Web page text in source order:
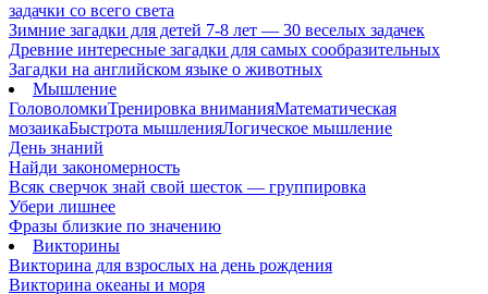
задачки со всего света
Зимние загадки для детей 7-8 лет — 30 веселых задачек
Древние интересные загадки для самых сообразительных
Загадки на английском языке о животных
Мышление
ГоловоломкиТренировка вниманияМатематическая
мозаикаБыстрота мышленияЛогическое мышление
День знаний
Найди закономерность
Всяк сверчок знай свой шесток — группировка
Убери лишнее
Фразы близкие по значению
Викторины
Викторина для взрослых на день рождения
Викторина океаны и моря